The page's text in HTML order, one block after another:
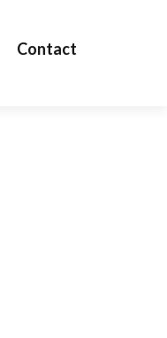
Contact